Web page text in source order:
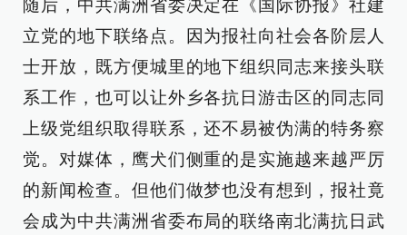
随后，中共满洲省委决定在《国际协报》社建
立党的地下联络点。因为报社向社会各阶层人
士开放，既方便城里的地下组织同志来接头联
系工作，也可以让外乡各抗日游击区的同志同
上级党组织取得联系，还不易被伪满的特务察
觉。对媒体，鹰犬们侧重的是实施越来越严厉
的新闻检查。但他们做梦也没有想到，报社竟
会成为中共满洲省委布局的联络南北满抗日武